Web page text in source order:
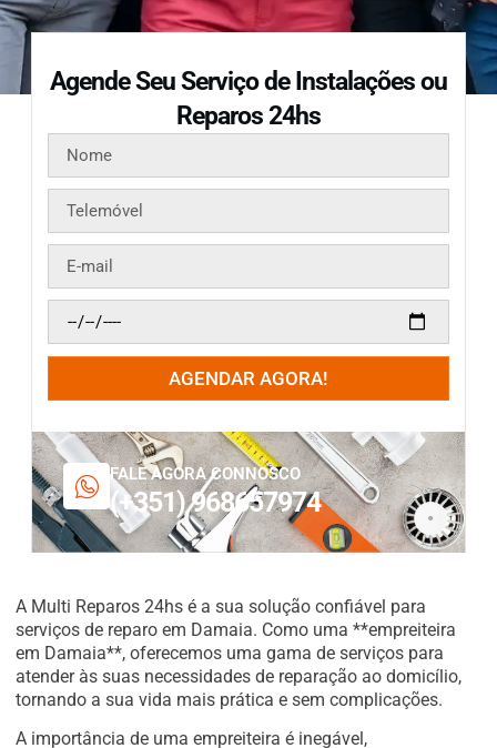
Agende Seu Serviço de Instalações ou
Reparos 24hs
AGENDAR AGORA!
FALE AGORA CONNOSCO
(+351) 968657974
A Multi Reparos 24hs é a sua solução confiável para
serviços de reparo em Damaia. Como uma **empreiteira
em Damaia**, oferecemos uma gama de serviços para
atender às suas necessidades de reparação ao domicílio,
tornando a sua vida mais prática e sem complicações.
A importância de uma empreiteira é inegável,